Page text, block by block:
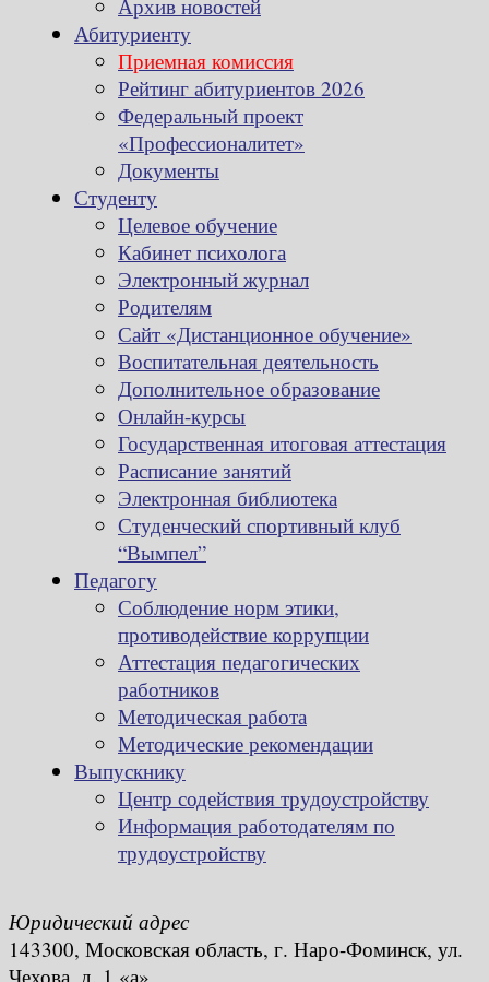
Архив новостей
Абитуриенту
Приемная комиссия
Рейтинг абитуриентов 2026
Федеральный проект
«Профессионалитет»
Документы
Студенту
Целевое обучение
Кабинет психолога
Электронный журнал
Родителям
Сайт «Дистанционное обучение»
Воспитательная деятельность
Дополнительное образование
Онлайн-курсы
Государственная итоговая аттестация
Расписание занятий
Электронная библиотека
Студенческий спортивный клуб
“Вымпел”
Педагогу
Соблюдение норм этики,
противодействие коррупции
Аттестация педагогических
работников
Методическая работа
Методические рекомендации
Выпускнику
Центр содействия трудоустройству
Информация работодателям по
трудоустройству
Юридический адрес
143300, Московская область, г. Наро-Фоминск, ул.
Чехова, д. 1 «а»